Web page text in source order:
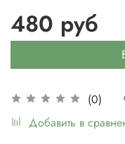
(0)
Добавить в
480 руб